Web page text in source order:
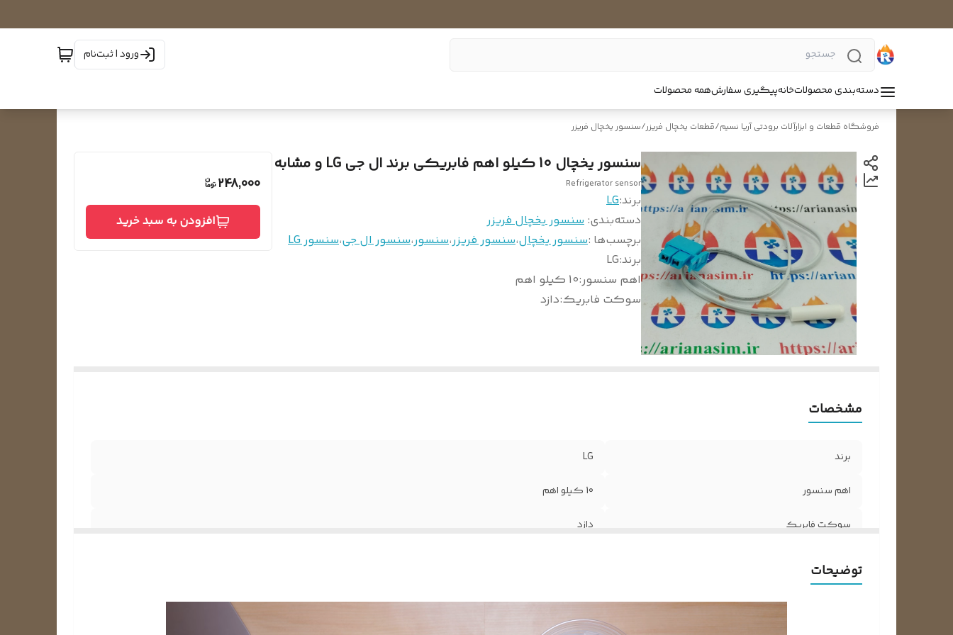
ورود | ثبت‌نام
دسته‌بندی محصولاتخانهپیگیری سفارشهمه محصولات
فروشگاه قطعات و ابزارآلات برودتی آریا نسیم/قطعات یخچال فریزر/سنسور یخچال فریزر
سنسور یخچال 10 کیلو اهم فابریکی برند ال جی LG و مشابه
Refrigerator sensor
برند:LG
دسته‌بندی: سنسور یخچال فریزر
برچسب‌ها :سنسور یخچال،سنسور فریزر،سنسور،سنسور ال جی،سنسور LG
برند:
LG
اهم سنسور:10 کیلو اهم
سوکت فابریک:دازد
248,000
افزودن به سبد خرید
مشخصات
برند LG
اهم سنسور 10 کیلو اهم
سوکت فابریک دازد
توضیحات